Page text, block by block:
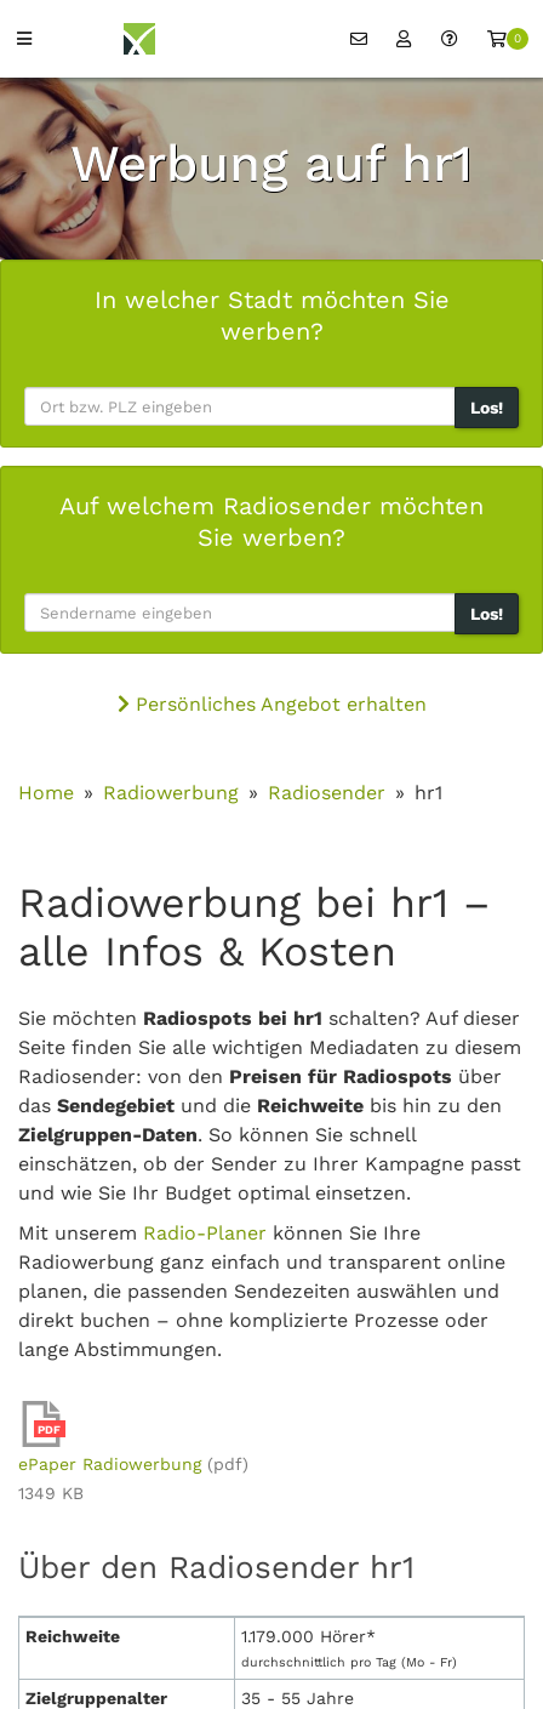
0
Werbung auf hr1
In welcher Stadt möchten Sie
werben?
Los!
Auf welchem Radiosender möchten
Sie werben?
Los!
Persönliches Angebot erhalten
Home Radiowerbung Radiosender hr1
Radiowerbung bei hr1 –
alle Infos & Kosten
Sie möchten Radiospots bei hr1 schalten? Auf dieser
Seite finden Sie alle wichtigen Mediadaten zu diesem
Radiosender: von den Preisen für Radiospots über
das Sendegebiet und die Reichweite bis hin zu den
Zielgruppen-Daten. So können Sie schnell
einschätzen, ob der Sender zu Ihrer Kampagne passt
und wie Sie Ihr Budget optimal einsetzen.
Mit unserem Radio-Planer können Sie Ihre
Radiowerbung ganz einfach und transparent online
planen, die passenden Sendezeiten auswählen und
direkt buchen – ohne komplizierte Prozesse oder
lange Abstimmungen.
PDF
ePaper Radiowerbung (pdf)
1349 KB
Über den Radiosender hr1
Reichweite 1.179.000 Hörer*
durchschnittlich pro Tag (Mo - Fr)
Zielgruppenalter
35 - 55 Jahre